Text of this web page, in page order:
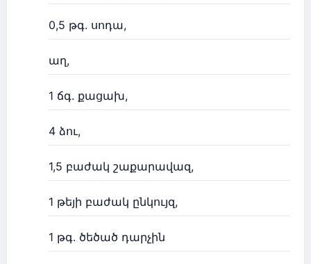
0,5 թգ. սոդա,
աղ,
1 ճգ. քացախ,
4 ձու,
1,5 բաժակ շաքարավազ,
1 թեյի բաժակ ընկույզ,
1 թգ. ծեծած դարչին